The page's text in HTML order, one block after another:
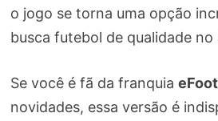
o jogo se torna uma opção
busca futebol de qualidade no
Se você é fã da franquia
novidades, essa versão é